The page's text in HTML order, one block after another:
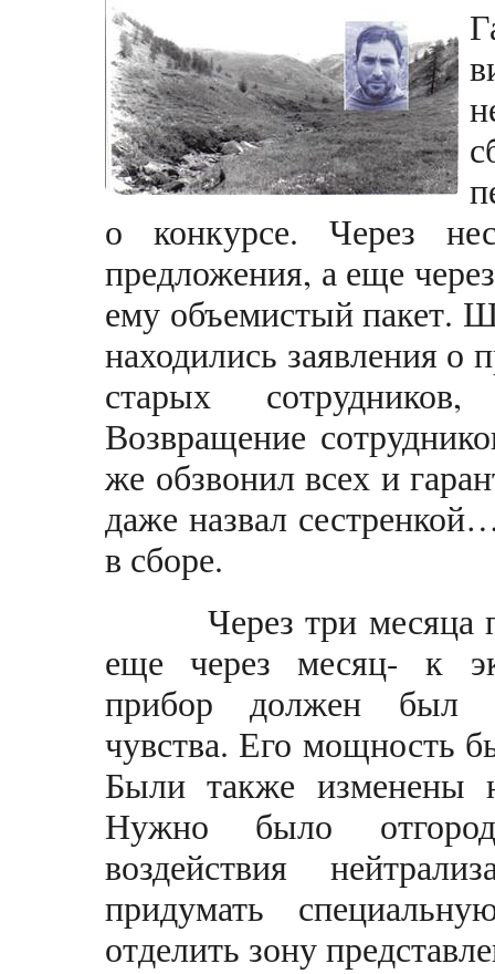
о конкурсе. Через
предложения, а еще
ему объемистый пакет.
находились заявления о
старых
Возвращение
же обзвонил всех и
даже назвал
в сборе.
Через три месяца
еще через месяц- к
прибор должен был
чувства. Его мощность
Были также изменены
Нужно было
воздействия
придумать
отделить зону